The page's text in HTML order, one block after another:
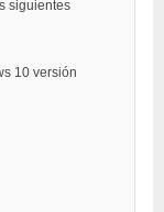
siguientes
10 versión